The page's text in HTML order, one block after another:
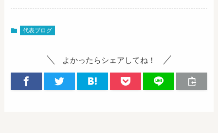
代表ブログ
よかったらシェアしてね！